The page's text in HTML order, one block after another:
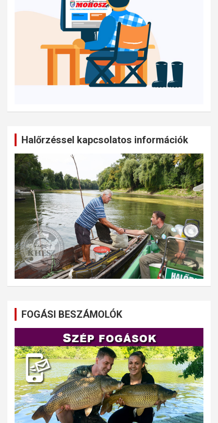
Halőrzéssel kapcsolatos információk
FOGÁSI BESZÁMOLÓK